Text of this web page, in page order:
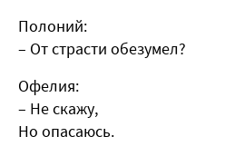
Полоний:
– От страсти обезумел?
Офелия:
– Не скажу,
Но опасаюсь.